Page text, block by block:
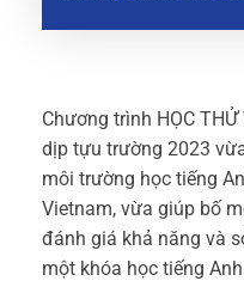
Chương trình HỌC THỬ
dịp tựu trường 2023
môi trường học tiếng
Vietnam, vừa giúp bố
đánh giá khả năng và
một khóa học tiếng